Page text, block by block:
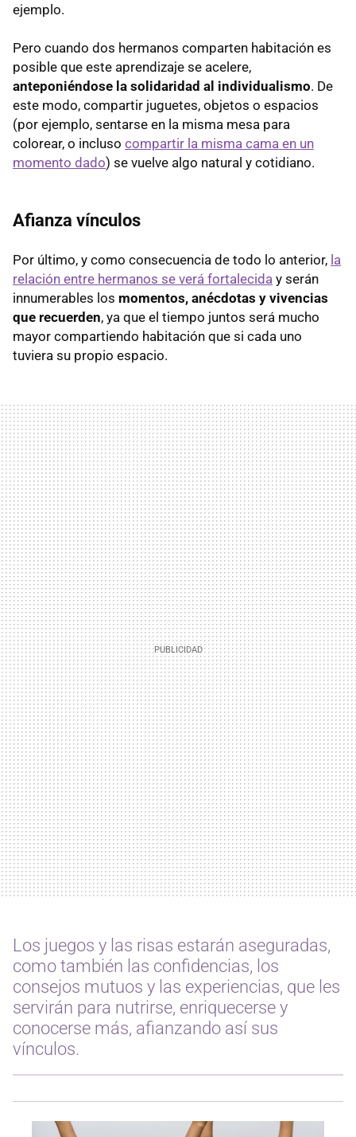
ejemplo.
Pero cuando dos hermanos comparten habitación es
posible que este aprendizaje se acelere,
anteponiéndose la solidaridad al individualismo. De
este modo, compartir juguetes, objetos o espacios
(por ejemplo, sentarse en la misma mesa para
colorear, o incluso compartir la misma cama en un
momento dado) se vuelve algo natural y cotidiano.
Afianza vínculos
Por último, y como consecuencia de todo lo anterior, la
relación entre hermanos se verá fortalecida y serán
innumerables los momentos, anécdotas y vivencias
que recuerden, ya que el tiempo juntos será mucho
mayor compartiendo habitación que si cada uno
tuviera su propio espacio.
Los juegos y las risas estarán aseguradas,
como también las confidencias, los
consejos mutuos y las experiencias, que les
servirán para nutrirse, enriquecerse y
conocerse más, afianzando así sus
vínculos.